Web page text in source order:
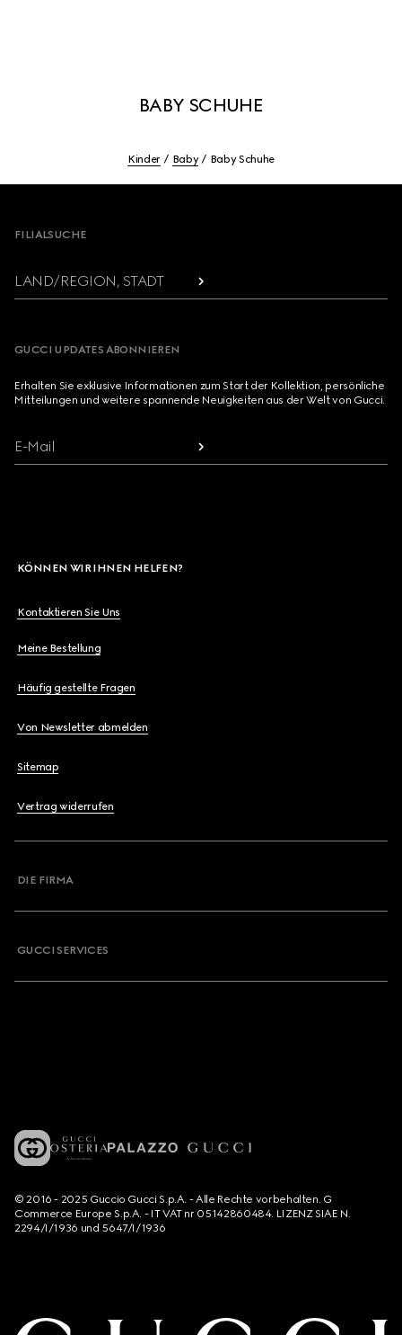
BABY SCHUHE
Kinder Baby Baby Schuhe
FILIALSUCHE
LAND/REGION, STADT
GUCCI UPDATES ABONNIEREN
Erhalten Sie exklusive Informationen zum Start der Kollektion, persönliche
Mitteilungen und weitere spannende Neuigkeiten aus der Welt von Gucci.
E-Mail
KÖNNEN WIR IHNEN HELFEN?
Kontaktieren Sie Uns
Meine Bestellung
Häufig gestellte Fragen
Von Newsletter abmelden
Sitemap
Vertrag widerrufen
DIE FIRMA
GUCCI SERVICES
© 2016 - 2025 Guccio Gucci S.p.A. - Alle Rechte vorbehalten. G
Commerce Europe S.p.A. - IT VAT nr 05142860484. LIZENZ SIAE N.
2294/I/1936 und 5647/I/1936